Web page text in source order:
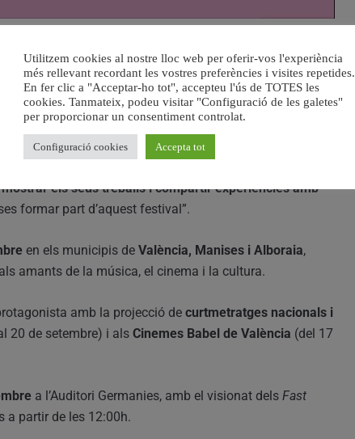
Butoni FastFilms, una activitat oberta a totes les persones
disposaran de48 hores per a escriure, gravar i
objecte sorpresa que rebran en arribar a la seu,
els seus treballs i compartir experiències amb
formar part d’aquest festival”.
en els municipis de València, Manises i Alboraia,
amants de la música, el cinema i la cultura.
amb la projecció de curtmetratges nacionals i
20 de setembre) i als Cinemes Babel de València (del 17
a l’Auditori Germanies, amb el visionat dels Fast
a partir de les 12:00h.
Utilitzem cookies al nostre lloc web per oferir-vos l'experiència
més rellevant recordant les vostres preferències i visites repetides.
En fer clic a "Acceptar-ho tot", accepteu l'ús de TOTES les
cookies. Tanmateix, podeu visitar "Configuració de les galetes"
per proporcionar un consentiment controlat.
Configuració cookies Accepta tot